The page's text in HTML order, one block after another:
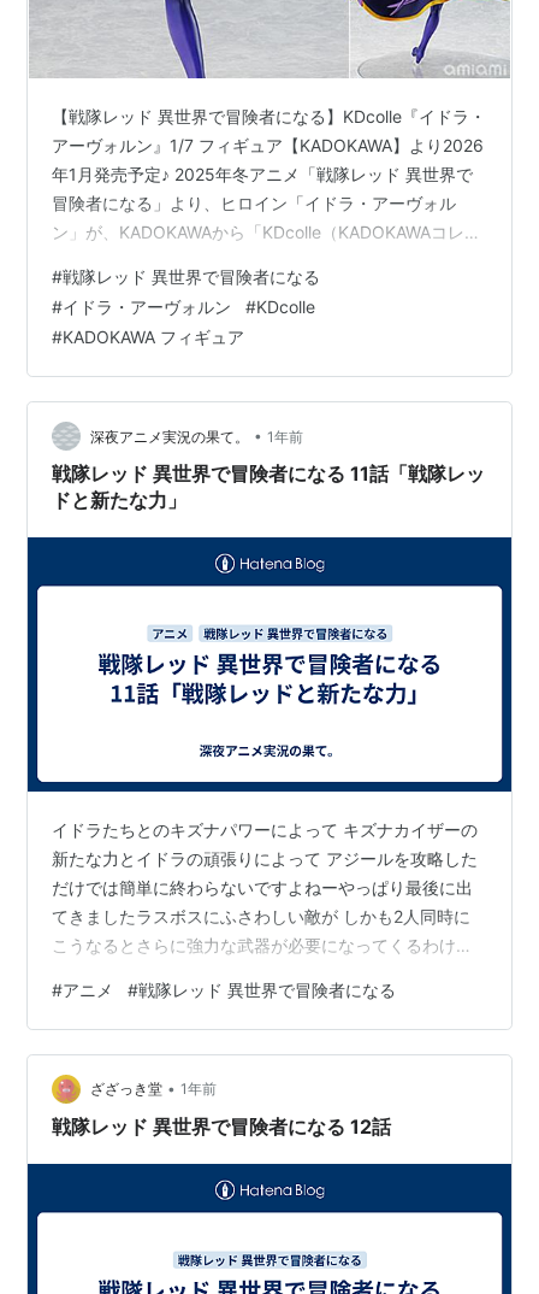
【戦隊レッド 異世界で冒険者になる】KDcolle『イドラ・
アーヴォルン』1/7 フィギュア【KADOKAWA】より2026
年1月発売予定♪ 2025年冬アニメ「戦隊レッド 異世界で
冒険者になる」より、ヒロイン「イドラ・アーヴォル
ン」が、KADOKAWAから「KDcolle（KADOKAWAコレク
言えば「ドロロンえん魔くん」だったけど･･･ 「めぐみ
ん」辺りから、大きな帽子を被った魔女っ子が一気に増
殖したなァ。 フィギュアのサイズは、 1/7スケールの全
高：約24cm。 原型制作は「タカトリ」。 （※敬称略）
戦隊レッド 異世界で冒険者にな…
#戦隊レッド 異世界で冒険者になる
#イドラ・アーヴォルン #KDcolle
#KADOKAWA フィギュア
深夜アニメ実況の果て。 • 1年前
戦隊レッド 異世界で冒険者になる 11話「戦隊レッ
ドと新たな力」
イドラたちとのキズナパワーによって キズナカイザーの
新たな力とイドラの頑張りによって アジールを攻略した
だけでは簡単に終わらないですよねーやっぱり最後に出
てきましたラスボスにふさわしい敵が しかも2人同時に
こうなるとさらに強力な武器が必要になってくるわけで
を持ってくるとは強力なパワーを引き出す代償に 自我の
制御が出来なくなる暴走パターンだと思われますが そこ
はここまで培ってきたキズナの力でレッドを引き戻して
綺麗にラストを迎えてくれそうな予感です。
#アニメ #戦隊レッド 異世界で冒険者になる
ざざっき堂 • 1年前
戦隊レッド 異世界で冒険者になる 12話